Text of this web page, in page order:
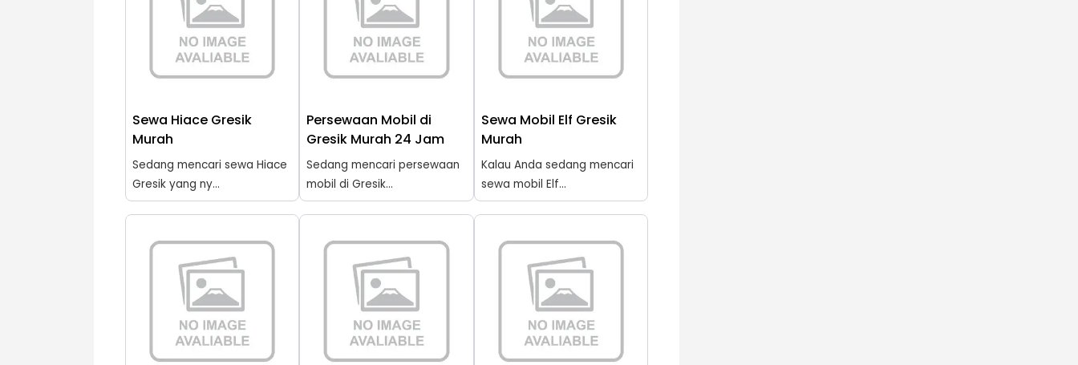
Sewa Hiace Gresik
Murah
Sedang mencari sewa Hiace
Gresik yang ny...
Persewaan Mobil di
Gresik Murah 24 Jam
Sedang mencari persewaan
mobil di Gresik...
Sewa Mobil Elf Gresik
Murah
Kalau Anda sedang mencari
sewa mobil Elf...